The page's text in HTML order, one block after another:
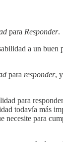
para Responder.
a un buen
para responder,
para
todavía más
necesite para